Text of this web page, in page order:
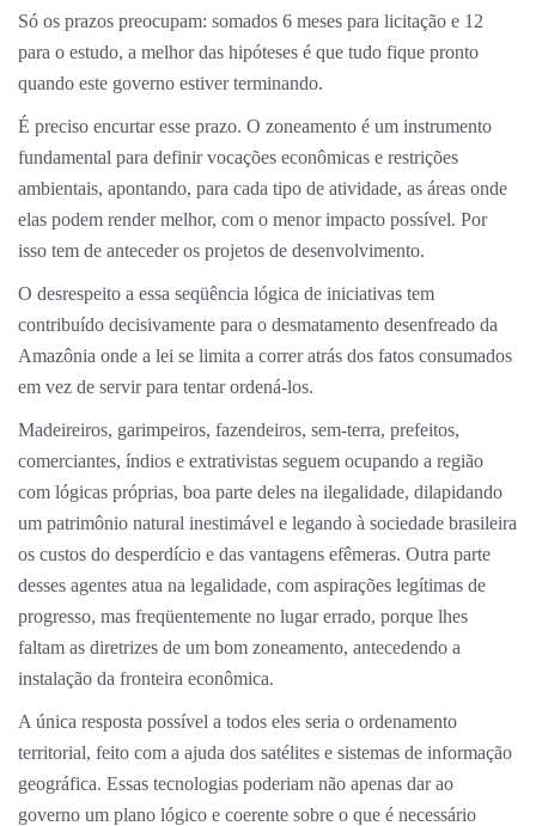
Só os prazos preocupam: somados 6 meses para licitação e 12
para o estudo, a melhor das hipóteses é que tudo fique pronto
quando este governo estiver terminando.
É preciso encurtar esse prazo. O zoneamento é um instrumento
fundamental para definir vocações econômicas e restrições
ambientais, apontando, para cada tipo de atividade, as áreas onde
elas podem render melhor, com o menor impacto possível. Por
isso tem de anteceder os projetos de desenvolvimento.
O desrespeito a essa seqüência lógica de iniciativas tem
contribuído decisivamente para o desmatamento desenfreado da
Amazônia onde a lei se limita a correr atrás dos fatos consumados
em vez de servir para tentar ordená-los.
Madeireiros, garimpeiros, fazendeiros, sem-terra, prefeitos,
comerciantes, índios e extrativistas seguem ocupando a região
com lógicas próprias, boa parte deles na ilegalidade, dilapidando
um patrimônio natural inestimável e legando à sociedade brasileira
os custos do desperdício e das vantagens efêmeras. Outra parte
desses agentes atua na legalidade, com aspirações legítimas de
progresso, mas freqüentemente no lugar errado, porque lhes
faltam as diretrizes de um bom zoneamento, antecedendo a
instalação da fronteira econômica.
A única resposta possível a todos eles seria o ordenamento
territorial, feito com a ajuda dos satélites e sistemas de informação
geográfica. Essas tecnologias poderiam não apenas dar ao
governo um plano lógico e coerente sobre o que é necessário